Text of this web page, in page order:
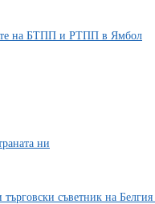
на БТПП и РТПП в Ямбол
ни
съветник на